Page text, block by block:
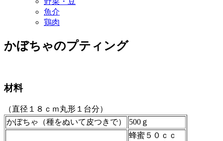
魚介
鶏肉
かぼちゃのプティング
材料
（直径１８ｃｍ丸形１台分）
かぼちゃ（種をぬいて皮つきで）
500ｇ
蜂蜜５０ｃｃ